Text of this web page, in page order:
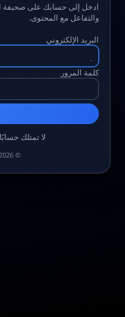
ادخل إلى حسابك على صحيفة
والتفاعل مع المحتوى.
البريد الإلكتروني
كلمة المرور
لا تمتلك
© 2026 صحيفة الوسط